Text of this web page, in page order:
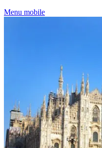
Menu mobile